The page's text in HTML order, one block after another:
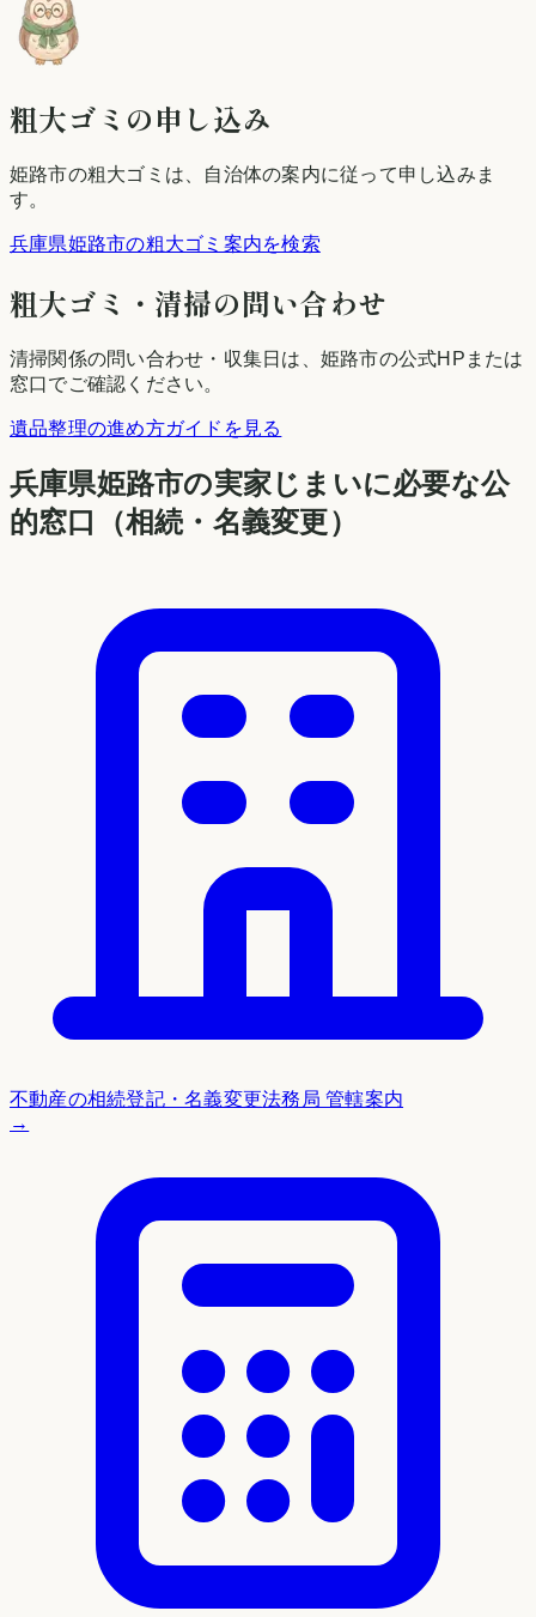
粗大ゴミの申し込み
姫路市の粗大ゴミは、自治体の案内に従って申し込みま
す。
兵庫県姫路市の粗大ゴミ案内を検索
粗大ゴミ・清掃の問い合わせ
清掃関係の問い合わせ・収集日は、 姫路市の公式HPまたは
窓口でご確認ください。
遺品整理の進め方ガイドを見る
兵庫県姫路市の実家じまいに必要な公
的窓口（相続・名義変更）
不動産の相続登記・名義変更法務局 管轄案内
→